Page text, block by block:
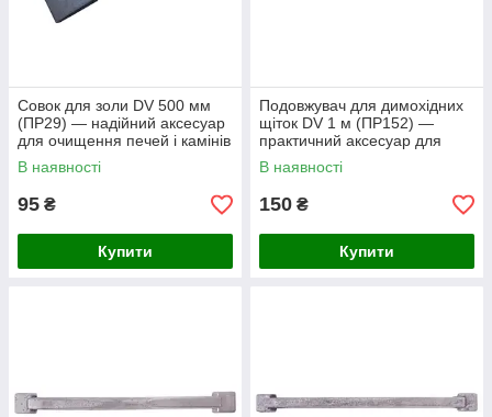
Совок для золи DV 500 мм
(ПР29) — надійний аксесуар
для очищення печей і камінів
В наявності
95 ₴
Купити
Подовжувач для димохідних
щіток DV 1 м (ПР152) —
практичний аксесуар для
зручного чищення
В наявності
150 ₴
Купити